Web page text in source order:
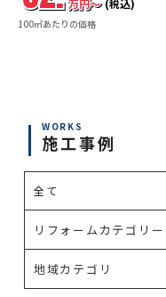
万円〜 (税込)
100㎡あたりの価格
WORKS
施工事例
全て
リフォームカテゴリー
地域カテゴリ